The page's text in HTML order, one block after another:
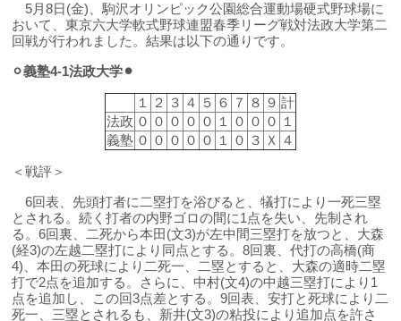
5月8日(金)、駒沢オリンピック公園総合運動場硬式野球場に
おいて、東京六大学軟式野球連盟春季リーグ戦対法政大学第二
回戦が行われました。結果は以下の通りです。
⚪︎義塾4-1法政大学⚫︎
１ ２ ３ ４ ５ ６ ７ ８ ９ 計
法政 ０ ０ ０ ０ ０ １ ０ ０ ０ １
義塾 ０ ０ ０ ０ ０ １ ０ ３ Ｘ ４
＜戦評＞
6回表、先頭打者に二塁打を浴びると、犠打により一死三塁
とされる。続く打者の内野ゴロの間に1点を失い、先制され
る。6回裏、二死から本田(文3)が左中間三塁打を放つと、大森
(経3)の左越二塁打により同点とする。8回裏、代打の高橋(商
4)、本田の死球により二死一、二塁とすると、大森の適時二塁
打で2点を追加する。さらに、中村(文4)の中越三塁打により1
点を追加し、この回3点差とする。9回表、安打と死球により二
死一、三塁とされるも、新井(文3)の粘投により追加点を許さ